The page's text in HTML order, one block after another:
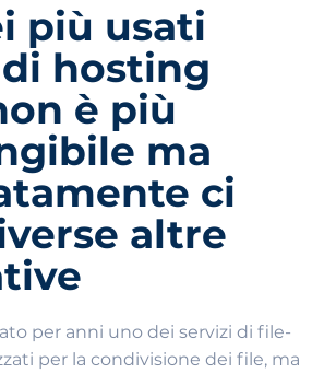
più usati
hosting
è più
ma
ci
altre
per anni uno dei servizi di file-
per la condivisione dei file, ma